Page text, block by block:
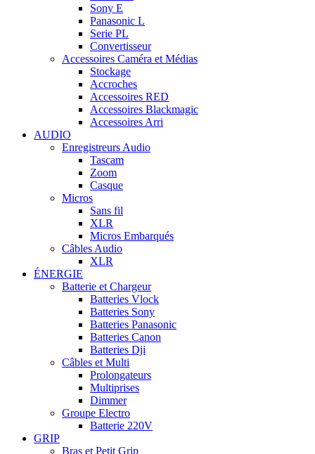
Sony E
Panasonic L
Serie PL
Convertisseur
Accessoires Caméra et Médias
Stockage
Accroches
Accessoires RED
Accessoires Blackmagic
Accessoires Arri
AUDIO
Enregistreurs Audio
Tascam
Zoom
Casque
Micros
Sans fil
XLR
Micros Embarqués
Câbles Audio
XLR
ÉNERGIE
Batterie et Chargeur
Batteries Vlock
Batteries Sony
Batteries Panasonic
Batteries Canon
Batteries Dji
Câbles et Multi
Prolongateurs
Multiprises
Dimmer
Groupe Electro
Batterie 220V
GRIP
Bras et Petit Grip